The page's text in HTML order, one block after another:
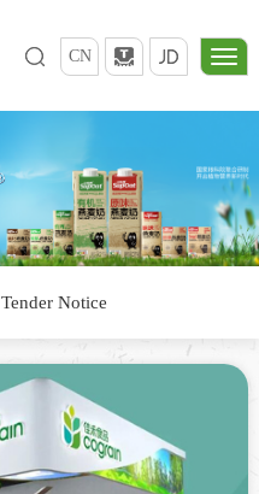
CN
Tender Notice